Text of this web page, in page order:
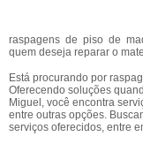
raspagens de piso de
quem deseja reparar o
Está procurando por
Oferecendo soluções
Miguel, você encontra
entre outras opções.
serviços oferecidos, entre